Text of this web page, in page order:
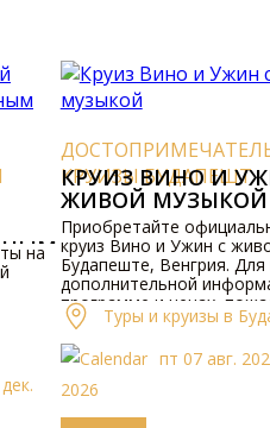
КРУИЗЫ БУДАПЕШТ
КРУИЗ ВИНО И
ЖИВОЙ МУЗЫКОЙ
Приобретайте
круиз Вино и Ужин с живой
Будапеште, Венгрия. Для
дополнительной
программе и ценах,
посетите наш веб-сайт или
нами по телефону.
Туры и круизы в
пт 07 авг. 2026
2026